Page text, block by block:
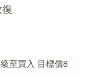
復
至買入 目標價8